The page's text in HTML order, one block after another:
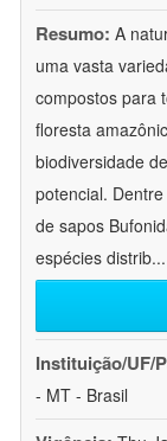
Resumo: A
uma vasta
compostos para
floresta
biodiversidade
potencial.
de sapos
espécies distrib...
Instituição/UF/
- MT - Brasil